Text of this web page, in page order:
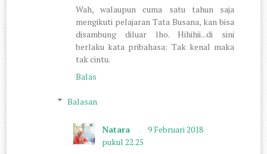
Wah, walaupun cuma satu tahun saja
mengikuti pelajaran Tata Busana, kan bisa
disambung diluar lho. Hihihii...di sini
berlaku kata pribahasa: Tak kenal maka
tak cintu.
Balas
Balasan
Natara
9 Februari 2018
pukul 22.25